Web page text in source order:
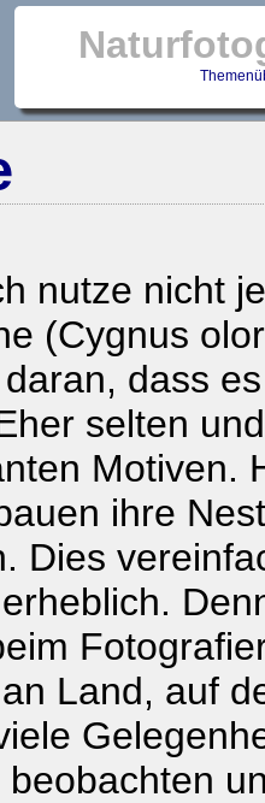
nutze nicht
(Cygnus
dass
selten
Motiven.
ihre
Dies
Land, auf